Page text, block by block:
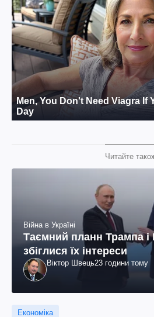
Читайте
Війна в Україні
Таємний планн Трампа і
збіглися їх інтереси
Віктор Швець23 години тому
Економіка